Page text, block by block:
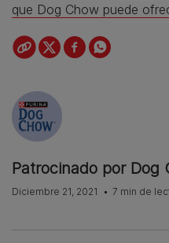
que Dog Chow puede
Patrocinado por Dog
Diciembre 21, 2021 7 min de